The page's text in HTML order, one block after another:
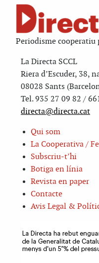
Periodisme cooperatiu
La Directa SCCL
Riera d’Escuder, 38,
08028 Sants
Tel. 935 27 09 82 /
directa@directa.cat
Qui som
La Cooperativa /
Subscriu-t’hi
Botiga en línia
Revista en paper
Contacte
Avis Legal &